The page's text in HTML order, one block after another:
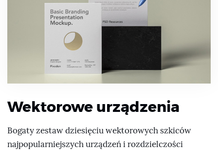
Wektorowe urządzenia
Bogaty zestaw dziesięciu wektorowych szkiców
najpopularniejszych urządzeń i rozdzielczości